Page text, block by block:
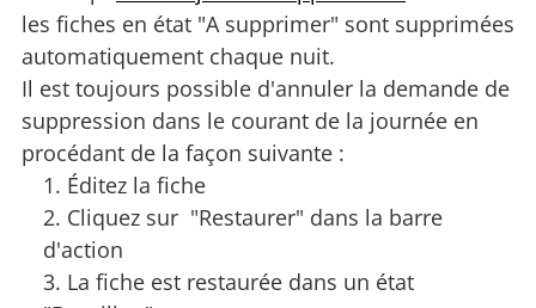
les fiches en état "A supprimer" sont supprimées
automatiquement chaque nuit.
Il est toujours possible d'annuler la demande de
suppression dans le courant de la journée en
procédant de la façon suivante :
Éditez la fiche
Cliquez sur "Restaurer" dans la barre
d'action
La fiche est restaurée dans un état